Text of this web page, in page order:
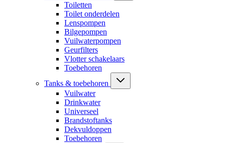
Toiletten
Toilet onderdelen
Lenspompen
Bilgepompen
Vuilwaterpompen
Geurfilters
Vlotter schakelaars
Toebehoren
Tanks & toebehoren
Vuilwater
Drinkwater
Universeel
Brandstoftanks
Dekvuldoppen
Toebehoren